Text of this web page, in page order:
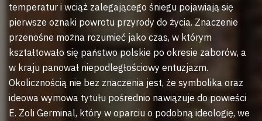
temperatur i wciąż zalegającego śniegu pojawiają się
pierwsze oznaki powrotu przyrody do życia. Znaczenie
przenośne można rozumieć jako czas, w którym
kształtowało się państwo polskie po okresie zaborów, a
w kraju panował niepodległościowy entuzjazm.
Okolicznością nie bez znaczenia jest, że symbolika oraz
ideowa wymowa tytułu pośrednio nawiązuje do powieści
E. Zoli Germinal, który w oparciu o podobną ideologię, we